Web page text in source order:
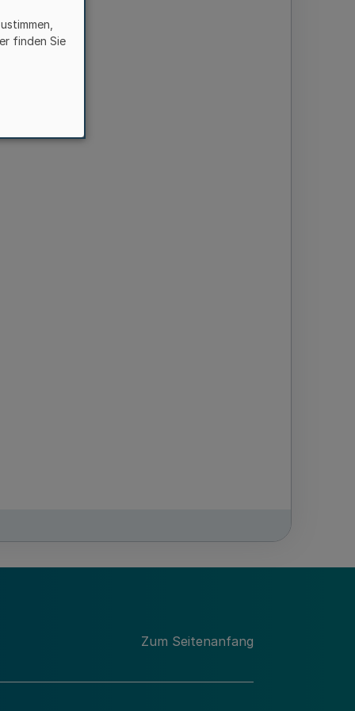
Zum Seitenanfang
finden Sie